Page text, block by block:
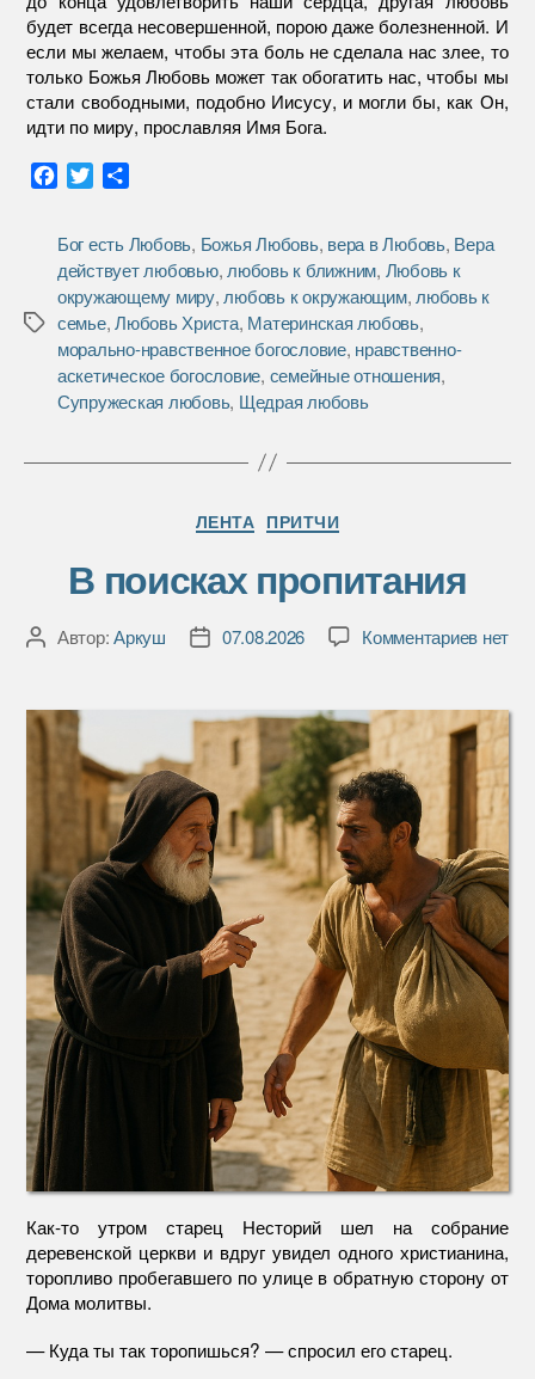
будет всегда несовершенной, порою даже болезненной. И
если мы желаем, чтобы эта боль не сделала нас злее, то
только Божья Любовь может так обогатить нас, чтобы мы
стали свободными, подобно Иисусу, и могли бы, как Он,
идти по миру, прославляя Имя Бога.
F
e
b
o
o
k
T
t
t
e
r
р
а
в
и
т
ь
Метки
Бог есть Любовь, Божья Любовь, вера в Любовь, Вера
действует любовью, любовь к ближним, Любовь к
окружающему миру, любовь к окружающим, любовь к
семье,Любовь Христа, Материнская любовь,
морально-нравственное богословие, нравственно-
аскетическое богословие, семейные отношения,
Супружеская любовь, Щедрая любовь
Рубрики
ЛЕНТА ПРИТЧИ
В поисках пропитания
АвторАвтор:Аркуш
Дата07.08.2026 Комментариевкнет
Как-то утром старец Несторий шел на собрание
деревенской церкви и вдруг увидел одного христианина,
торопливо пробегавшего по улице в обратную сторону от
Дома молитвы.
— Куда ты так торопишься? — спросил его старец.